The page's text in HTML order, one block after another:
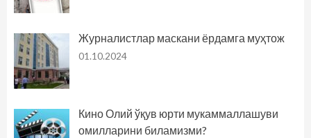
Журналистлар маскани ёрдамга муҳтож
01.10.2024
Кино Олий ўқув юрти мукаммаллашуви
омилларини биламизми?